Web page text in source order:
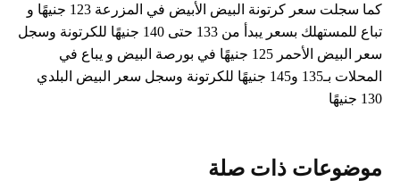
كما سجلت سعر كرتونة البيض الأبيض في المزرعة 123 جنيهًا و
تباع للمستهلك بسعر يبدأ من 133 حتى 140 جنيهًا للكرتونة وسجل
سعر البيض الأحمر 125 جنيهًا في بورصة البيض و يباع في
المحلات بـ135 و145 جنيهًا للكرتونة وسجل سعر البيض البلدي
130 جنيهًا
موضوعات ذات صلة